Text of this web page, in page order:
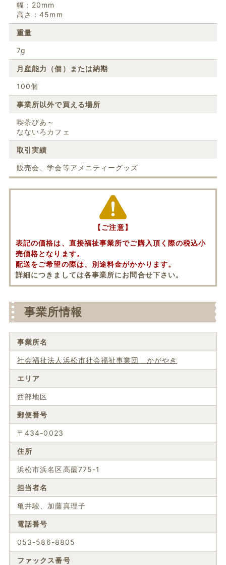
幅：20mm
高さ：45mm
重量
7g
月産能力（個）または納期
100個
事業所以外で買える場所
喫茶ぴあ～
なないろカフェ
取引実績
販売会、学会等アメニティーグッズ
【ご注意】
表記の価格は、直接福祉事業所でご購入頂く際の税込小
売価格となります。
配送をご希望の際は、別途料金がかかります。
詳細につきましては各事業所にお問合せ下さい。
事業所情報
事業所名
社会福祉法人浜松市社会福祉事業団 かがやき
エリア
西部地区
郵便番号
〒434-0023
住所
浜松市浜名区高薗775-1
担当者名
亀井駿、加藤真理子
電話番号
053-586-8805
ファックス番号